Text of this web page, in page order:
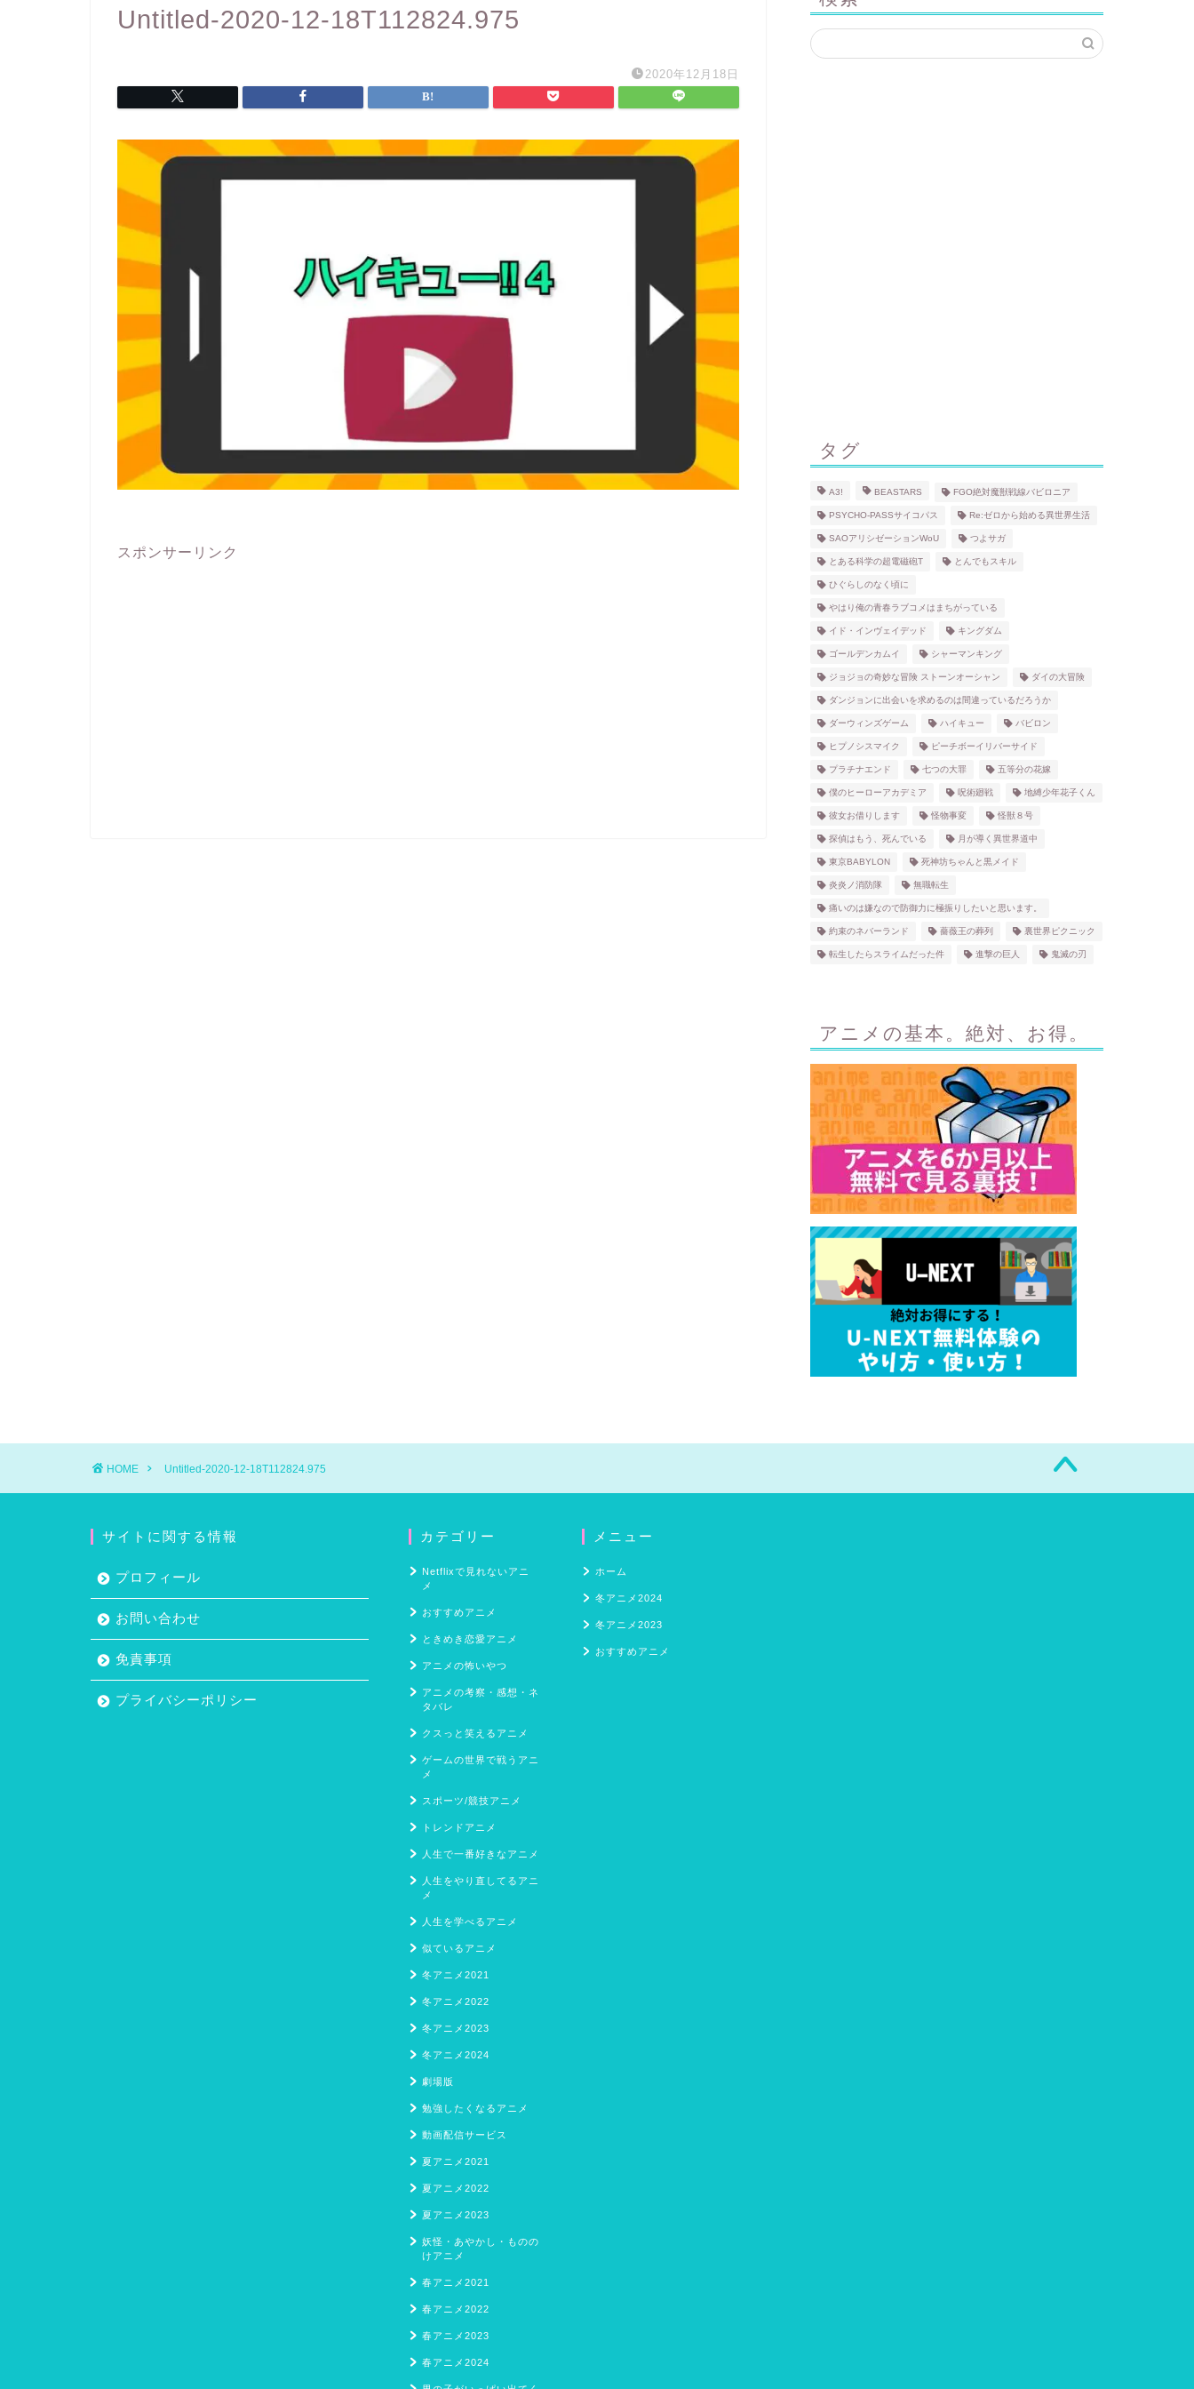
Untitled-2020-12-18T112824.975
2020年12月18日
スポンサーリンク
タグ
A3! BEASTARS FGO絶対魔獣戦線バビロニア
PSYCHO-PASSサイコパス Re:ゼロから始める異世界生活
SAOアリシゼーションWoU つよサガ
とある科学の超電磁砲T とんでもスキル
ひぐらしのなく頃に
やはり俺の青春ラブコメはまちがっている
イド・インヴェイデッド キングダム
ゴールデンカムイ シャーマンキング
ジョジョの奇妙な冒険 ストーンオーシャン ダイの大冒険
ダンジョンに出会いを求めるのは間違っているだろうか
ダーウィンズゲーム ハイキュー バビロン
ヒプノシスマイク ピーチボーイリバーサイド
プラチナエンド 七つの大罪 五等分の花嫁
僕のヒーローアカデミア 呪術廻戦 地縛少年花子くん
彼女お借りします 怪物事変 怪獣８号
探偵はもう、死んでいる 月が導く異世界道中
東京BABYLON 死神坊ちゃんと黒メイド
炎炎ノ消防隊 無職転生
痛いのは嫌なので防御力に極振りしたいと思います。
約束のネバーランド 薔薇王の葬列 裏世界ピクニック
転生したらスライムだった件 進撃の巨人 鬼滅の刃
アニメの基本。絶対、お得。
HOME Untitled-2020-12-18T112824.975
サイトに関する情報
プロフィール
お問い合わせ
免責事項
プライバシーポリシー
カテゴリー
Netflixで見れないアニ
メ
おすすめアニメ
ときめき恋愛アニメ
アニメの怖いやつ
アニメの考察・感想・ネ
タバレ
クスっと笑えるアニメ
ゲームの世界で戦うアニ
メ
スポーツ/競技アニメ
トレンドアニメ
人生で一番好きなアニメ
人生をやり直してるアニ
メ
人生を学べるアニメ
似ているアニメ
冬アニメ2021
冬アニメ2022
冬アニメ2023
冬アニメ2024
劇場版
勉強したくなるアニメ
動画配信サービス
夏アニメ2021
夏アニメ2022
夏アニメ2023
妖怪・あやかし・ものの
けアニメ
春アニメ2021
春アニメ2022
春アニメ2023
春アニメ2024
メニュー
ホーム
冬アニメ2024
冬アニメ2023
おすすめアニメ